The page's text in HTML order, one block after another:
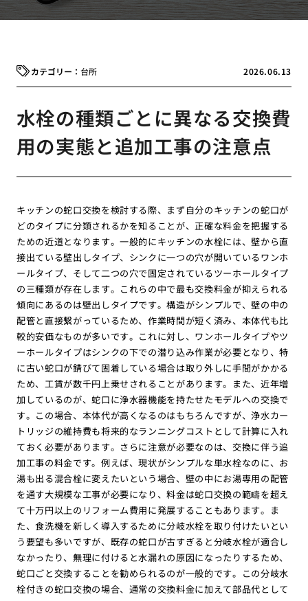
2026.06.13
台所
水栓の種類ごとに異なる交換費
用の実態と追加工事の注意点
キッチンの蛇口交換を検討する際、まず自分のキッチンの蛇口が
どのタイプに分類されるかを知ることが、正確な料金を把握する
ための近道となります。一般的にキッチンの水栓には、壁から直
接出ている壁出しタイプ、シンクに一つの穴が開いているワンホ
ールタイプ、そして二つの穴で固定されているツーホールタイプ
の三種類が存在します。これらの中で最も交換料金が抑えられる
傾向にあるのは壁出しタイプです。構造がシンプルで、壁の中の
配管と直接繋がっているため、作業時間が短く済み、本体代も比
較的安価なものが多いです。これに対し、ワンホールタイプやツ
ーホールタイプはシンクの下での潜り込み作業が必要となり、特
に古い蛇口が錆びて固着している場合は取り外しに手間がかかる
ため、工賃が数千円上乗せされることがあります。また、近年増
加しているのが、蛇口に浄水器機能を持たせたモデルへの交換で
す。この場合、本体代が高くなるのはもちろんですが、浄水カー
トリッジの維持費も将来的なランニングコストとして計算に入れ
ておく必要があります。さらに注意が必要なのは、交換に伴う追
加工事の料金です。例えば、現状がシンプルな単水栓なのに、お
湯も出る混合栓に変えたいという場合、壁の中にお湯専用の配管
を通す大規模な工事が必要になり、料金は蛇口交換の範疇を超え
て十万円以上のリフォーム費用に発展することもあります。ま
た、食洗機を新しく導入するために分岐水栓を取り付けたいとい
う要望も多いですが、既存の蛇口が古すぎると分岐水栓が適合し
なかったり、無理に付けると水漏れの原因になったりするため、
蛇口ごと交換することを勧められるのが一般的です。この分岐水
栓付きの蛇口交換の場合、通常の交換料金に加えて部品代として